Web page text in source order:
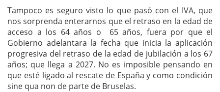
Tampoco es seguro visto lo que pasó con el IVA, que
nos sorprenda enterarnos que el retraso en la edad de
acceso a los 64 años o 65 años, fuera por que el
Gobierno adelantara la fecha que inicia la aplicación
progresiva del retraso de la edad de jubilación a los 67
años; que llega a 2027. No es imposible pensando en
que esté ligado al rescate de España y como condición
sine qua non de parte de Bruselas.